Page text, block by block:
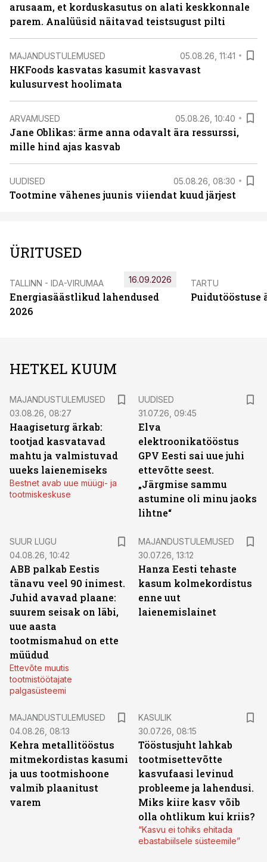
arusaam, et korduskasutus on alati keskkonnale
parem. Analüüsid näitavad teistsugust pilti
MAJANDUSTULEMUSED 05.08.26, 11:41
HKFoods kasvatas kasumit kasvavast
kulusurvest hoolimata
ARVAMUSED 05.08.26, 10:40
Jane Oblikas: ärme anna odavalt ära ressurssi,
mille hind ajas kasvab
UUDISED 05.08.26, 08:30
Tootmine vähenes juunis viiendat kuud järjest
ÜRITUSED
TALLINN - IDA-VIRUMAA
Energiasäästlikud lahendused
2026
16.09.2026 TARTU
Puidutööstuse
HETKEL KUUM
MAJANDUSTULEMUSED
03.08.26, 08:27
Haagiseturg ärkab:
tootjad kasvatavad
mahtu ja valmistuvad
uueks laienemiseks
Bestnet avab uue müügi- ja
tootmiskeskuse
UUDISED
31.07.26, 09:45
Elva
elektroonikatööstus
GPV Eesti sai uue juhi
ettevõtte seest.
„Järgmise sammu
astumine oli minu jaoks
lihtne“
SUUR LUGU
04.08.26, 10:42
ABB palkab Eestis
tänavu veel 90 inimest.
Juhid avavad plaane:
suurem seisak on läbi,
uue aasta
tootmismahud on ette
müüdud
Ettevõte muutis
tootmistöötajate
palgasüsteemi
MAJANDUSTULEMUSED
30.07.26, 13:12
Hanza Eesti tehaste
kasum kolmekordistus
enne uut
laienemislainet
MAJANDUSTULEMUSED
04.08.26, 08:13
Kehra metallitööstus
mitmekordistas kasumi
ja uus tootmishoone
valmib plaanitust
varem
KASULIK
30.07.26, 08:15
Tööstusjuht lahkab
tootmisettevõtte
kasvufaasi levinud
probleeme ja lahendusi.
Miks kiire kasv võib
olla ohtlikum kui kriis?
“Kasvu ei tohiks ehitada
ebastabiilsele süsteemile”